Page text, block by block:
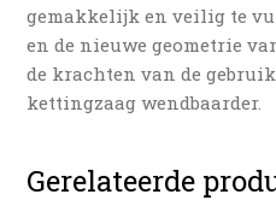
gemakkelijk en veilig te
en de nieuwe geometrie
de krachten van de
kettingzaag wendbaarder.
Gerelateerde